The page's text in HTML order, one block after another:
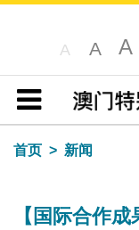
A A A
目录
首页
新闻
【国际合作